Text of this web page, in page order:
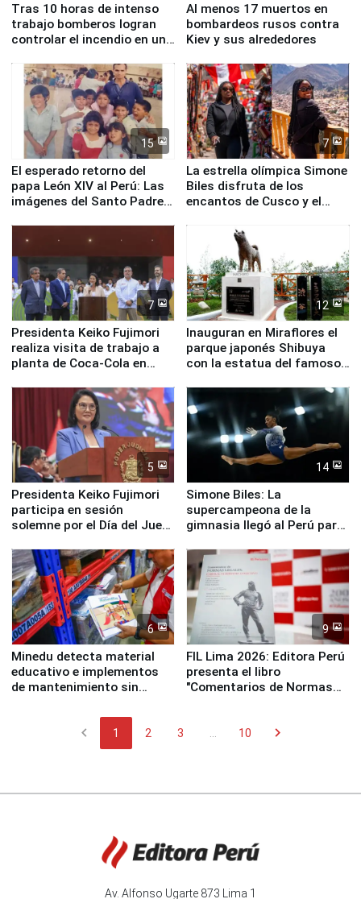
Tras 10 horas de intenso
trabajo bomberos logran
controlar el incendio en una
de Chile
Al menos 17 muertos en
bombardeos rusos contra
Kiev y sus alrededores
15
El esperado retorno del
papa León XIV al Perú: Las
imágenes del Santo Padre
7
La estrella olímpica Simone
Biles disfruta de los
encantos de Cusco y el
7
Presidenta Keiko Fujimori
realiza visita de trabajo a
planta de Coca-Cola en
12
Inauguran en Miraflores el
parque japonés Shibuya
con la estatua del famoso
5
Presidenta Keiko Fujimori
participa en sesión
solemne por el Día del Juez
14
Simone Biles: La
supercampeona de la
gimnasia llegó al Perú para
Panamericanos Lima 2027
6
Minedu detecta material
educativo e implementos
de mantenimiento sin
9
FIL Lima 2026: Editora Perú
presenta el libro
"Comentarios de Normas
chevron_left 1 2 3 10 chevron_right
Av. Alfonso Ugarte 873 Lima 1